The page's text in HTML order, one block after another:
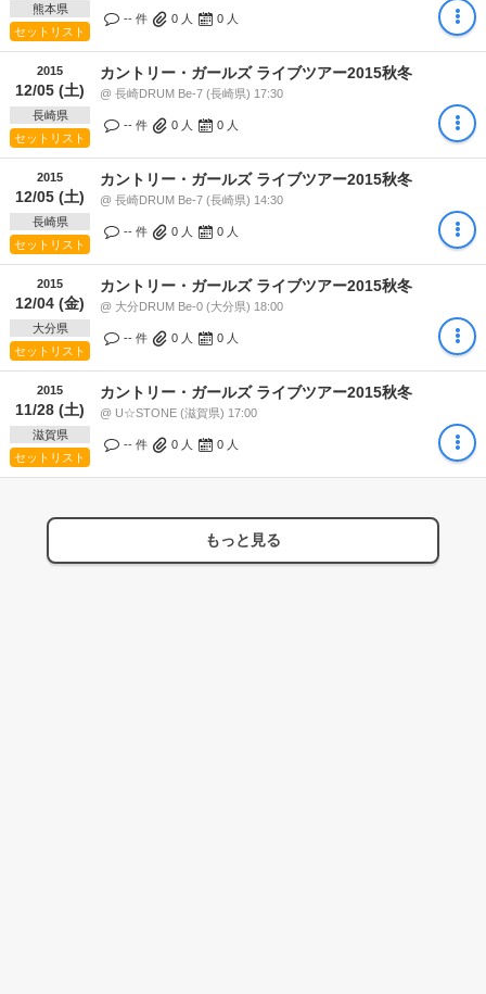
熊本県
セットリスト
-- 件 0 人 0 人
2015
12/05 (土)
長崎県
セットリスト
カントリー・ガールズ ライブツアー2015秋冬
@ 長崎DRUM Be-7 (長崎県) 17:30
-- 件 0 人 0 人
2015
12/05 (土)
長崎県
セットリスト
カントリー・ガールズ ライブツアー2015秋冬
@ 長崎DRUM Be-7 (長崎県) 14:30
-- 件 0 人 0 人
2015
12/04 (金)
大分県
セットリスト
カントリー・ガールズ ライブツアー2015秋冬
@ 大分DRUM Be-0 (大分県) 18:00
-- 件 0 人 0 人
2015
11/28 (土)
滋賀県
セットリスト
カントリー・ガールズ ライブツアー2015秋冬
@ U☆STONE (滋賀県) 17:00
-- 件 0 人 0 人
もっと見る